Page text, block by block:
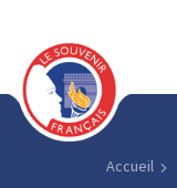
Accueil